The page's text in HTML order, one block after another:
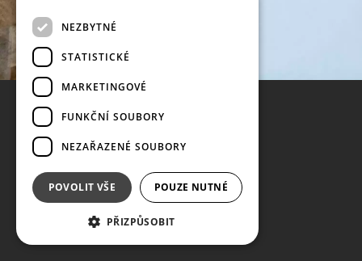
NEZBYTNÉ
STATISTICKÉ
MARKETINGOVÉ
FUNKČNÍ SOUBORY
NEZAŘAZENÉ SOUBORY
POVOLIT VŠE POUZE NUTNÉ
PŘIZPŮSOBIT